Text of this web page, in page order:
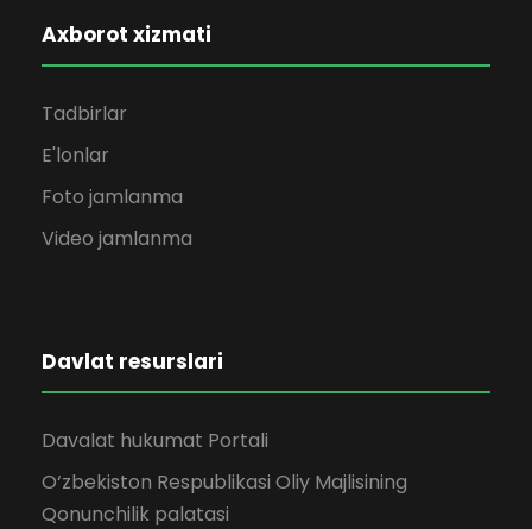
Axborot xizmati
Tadbirlar
E'lonlar
Foto jamlanma
Video jamlanma
Davlat resurslari
Davalat hukumat Portali
O‘zbekiston Respublikasi Oliy Majlisining
Qonunchilik palatasi